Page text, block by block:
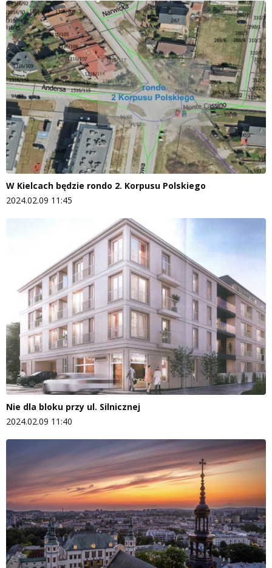
W Kielcach będzie rondo 2. Korpusu Polskiego
2024.02.09 11:45
Nie dla bloku przy ul. Silnicznej
2024.02.09 11:40